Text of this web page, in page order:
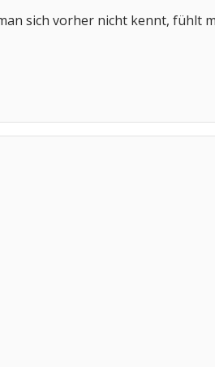
sich vorher nicht kennt, fühlt